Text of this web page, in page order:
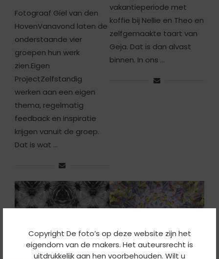
Copyright De foto’s op deze website zijn het
eigendom van de makers. Het auteursrecht is
uitdrukkelijk aan hen voorbehouden. Wilt u
Fotograaf Giel van den
HovenVanavond laten de
onderstaande vier
groepen hun werk
zien.Eigen
ProjectZelfstandig
werken aan een eigen
thema, regelmatig
feedback en inspiratie
krijgen vanuit de groep.
Dat is wat …
vakantieperiode met
koffie bij Nellie en Theo en
zelfgemaakte taart van
Geja. Dat is dan alvast
binnen. In ons …